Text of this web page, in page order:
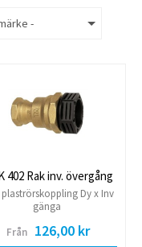
402 Rak inv. övergång
plaströrskoppling Dy x Inv
gänga
Från 126,00 kr